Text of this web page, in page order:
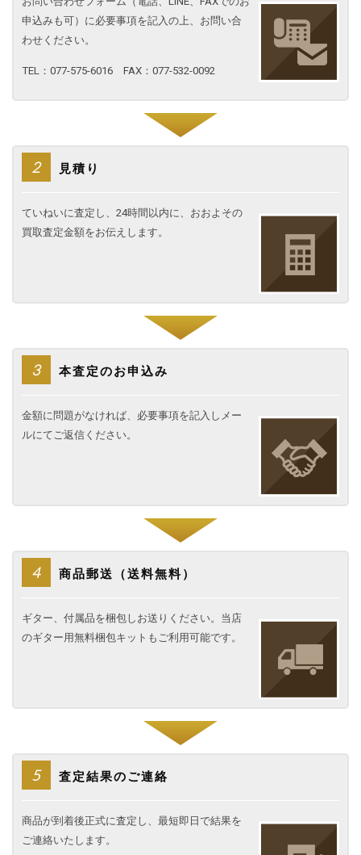
申込みも可）に必要事項を記入の上、お問い合
わせください。
TEL：077-575-6016 FAX：077-532-0092
2 見積り
ていねいに査定し、24時間以内に、おおよその
買取査定金額をお伝えします。
3 本査定のお申込み
金額に問題がなければ、必要事項を記入しメー
ルにてご返信ください。
4 商品郵送（送料無料）
ギター、付属品を梱包しお送りください。当店
のギター用無料梱包キットもご利用可能です。
5 査定結果のご連絡
商品が到着後正式に査定し、最短即日で結果を
ご連絡いたします。